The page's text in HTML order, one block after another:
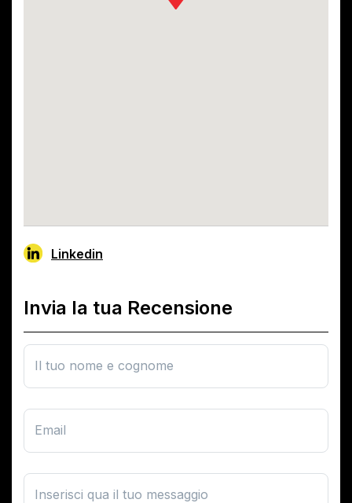
Linkedin
Invia la tua Recensione
Il tuo nome e cognome
Email
Inserisci qua il tuo messaggio